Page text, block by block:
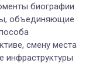
биографии.
объединяющие
смену места
инфраструктуры